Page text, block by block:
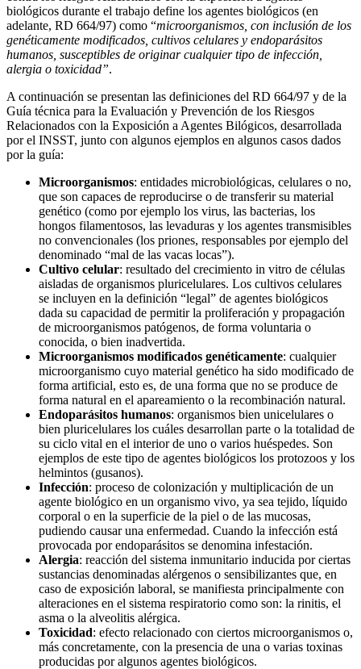
biológicos durante el trabajo define los agentes biológicos (en
adelante, RD 664/97) como “microorganismos, con inclusión de los
genéticamente modificados, cultivos celulares y endoparásitos
humanos, susceptibles de originar cualquier tipo de infección,
alergia o toxicidad”.
A continuación se presentan las definiciones del RD 664/97 y de la
Guía técnica para la Evaluación y Prevención de los Riesgos
Relacionados con la Exposición a Agentes Bilógicos, desarrollada
por el INSST, junto con algunos ejemplos en algunos casos dados
por la guía:
Microorganismos: entidades microbiológicas, celulares o no,
que son capaces de reproducirse o de transferir su material
genético (como por ejemplo los virus, las bacterias, los
hongos filamentosos, las levaduras y los agentes transmisibles
no convencionales (los priones, responsables por ejemplo del
denominado “mal de las vacas locas”).
Cultivo celular: resultado del crecimiento in vitro de células
aisladas de organismos pluricelulares. Los cultivos celulares
se incluyen en la definición “legal” de agentes biológicos
dada su capacidad de permitir la proliferación y propagación
de microorganismos patógenos, de forma voluntaria o
conocida, o bien inadvertida.
Microorganismos modificados genéticamente: cualquier
microorganismo cuyo material genético ha sido modificado de
forma artificial, esto es, de una forma que no se produce de
forma natural en el apareamiento o la recombinación natural.
Endoparásitos humanos: organismos bien unicelulares o
bien pluricelulares los cuáles desarrollan parte o la totalidad de
su ciclo vital en el interior de uno o varios huéspedes. Son
ejemplos de este tipo de agentes biológicos los protozoos y los
helmintos (gusanos).
Infección: proceso de colonización y multiplicación de un
agente biológico en un organismo vivo, ya sea tejido, líquido
corporal o en la superficie de la piel o de las mucosas,
pudiendo causar una enfermedad. Cuando la infección está
provocada por endoparásitos se denomina infestación.
Alergia: reacción del sistema inmunitario inducida por ciertas
sustancias denominadas alérgenos o sensibilizantes que, en
caso de exposición laboral, se manifiesta principalmente con
alteraciones en el sistema respiratorio como son: la rinitis, el
asma o la alveolitis alérgica.
Toxicidad: efecto relacionado con ciertos microorganismos o,
más concretamente, con la presencia de una o varias toxinas
producidas por algunos agentes biológicos.